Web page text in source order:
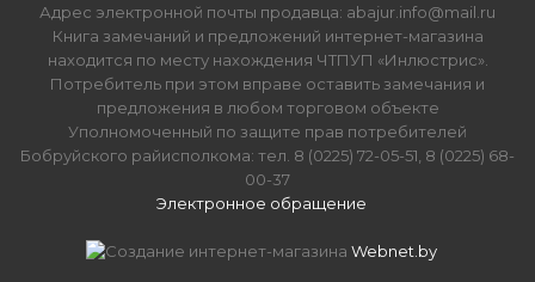
Адрес электронной почты продавца: abajur.info@mail.ru
Книга замечаний и предложений интернет-магазина
находится по месту нахождения ЧТПУП «Инлюстрис».
Потребитель при этом вправе оставить замечания и
предложения в любом торговом объекте
Уполномоченный по защите прав потребителей
Бобруйского райисполкома: тел. 8 (0225) 72-05-51, 8 (0225) 68-
00-37
Электронное обращение
Создание интернет-магазина Webnet.by